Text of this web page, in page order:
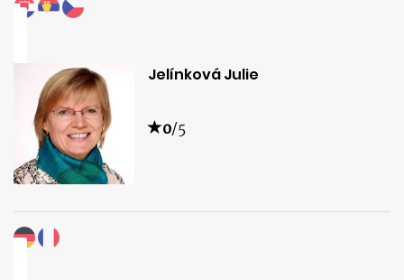
Jelínková Julie
0/5